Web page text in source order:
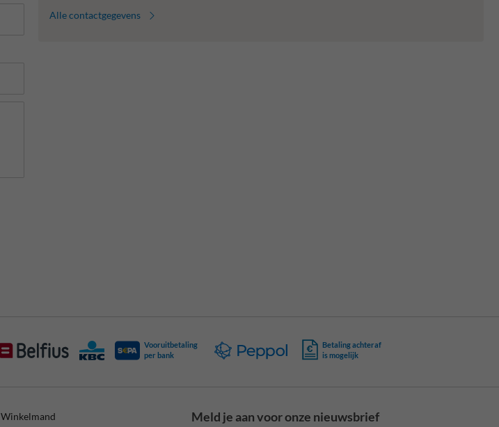
Alle contactgegevens
Vooruitbetaling
per bank
Betaling achteraf
is mogelijk
Winkelmand
Meld je aan voor onze nieuwsbrief